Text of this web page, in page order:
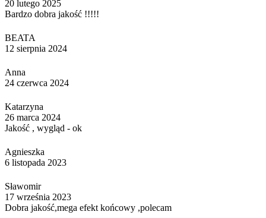
20 lutego 2025
Bardzo dobra jakość !!!!!
BEATA
12 sierpnia 2024
Anna
24 czerwca 2024
Katarzyna
26 marca 2024
Jakość , wygląd - ok
Agnieszka
6 listopada 2023
Sławomir
17 września 2023
Dobra jakość,mega efekt końcowy ,polecam